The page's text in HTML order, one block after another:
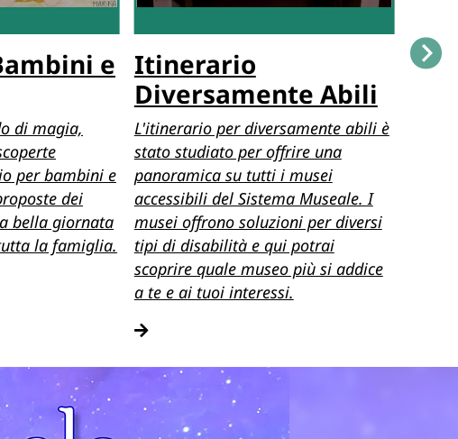
e
di magia,
per bambini e
dei
bella giornata
la famiglia.
Itinerario
Diversamente Abili
L'itinerario per diversamente abili è
stato studiato per offrire una
panoramica su tutti i musei
accessibili del Sistema Museale. I
musei offrono soluzioni per diversi
tipi di disabilità e qui potrai
scoprire quale museo più si addice
a te e ai tuoi interessi.